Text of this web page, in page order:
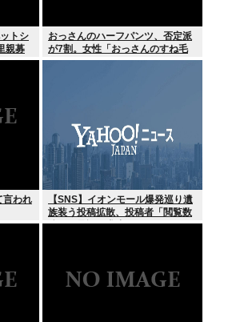
トシ
親募
おっさんのハーフパンツ、否定派
が7割。女性「おっさんのすね毛
なんて見たくないじゃないですか
言われ
【SNS】イオンモール爆発巡り遺
族装う投稿拡散、投稿者「閲覧数
稼ぎや承認欲求止まらなくなっ